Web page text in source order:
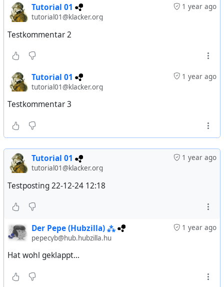
1 year ago
Tutorial 01
tutorial01@klacker.org
Testkommentar 2
1 year ago
Tutorial 01
tutorial01@klacker.org
Testkommentar 3
1 year ago
Tutorial 01
tutorial01@klacker.org
Testposting 22-12-24 12:18
1 year ago
Der Pepe (Hubzilla) ⁂
pepecyb@hub.hubzilla.hu
Hat wohl geklappt...